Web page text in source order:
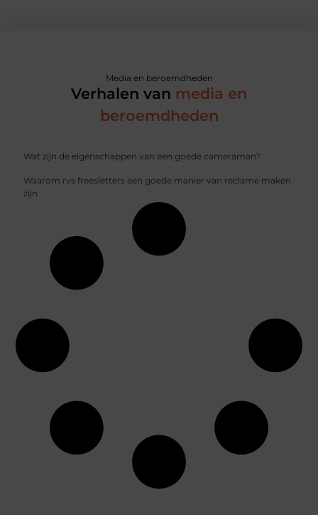
Media en beroemdheden
Verhalen van media en
beroemdheden
Wat zijn de eigenschappen van een goede cameraman?
Waarom rvs freesletters een goede manier van reclame maken
zijn